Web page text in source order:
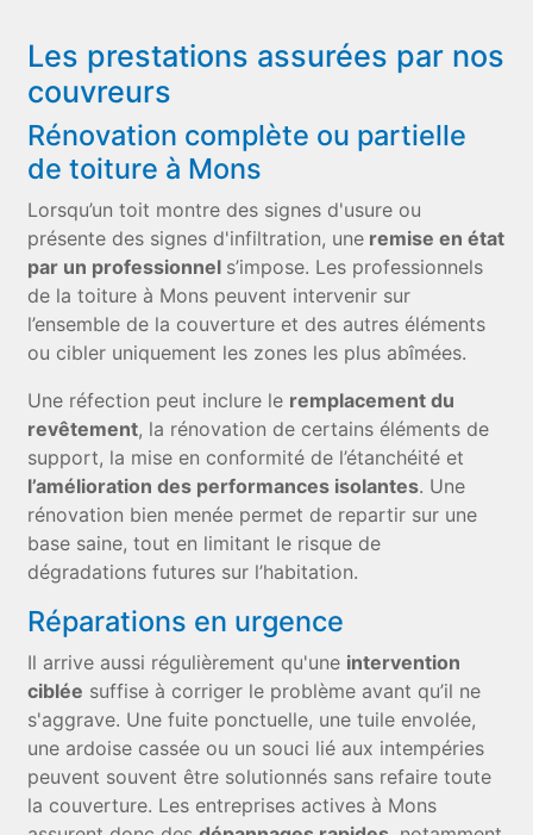
Les prestations assurées par nos
couvreurs
Rénovation complète ou partielle
de toiture à Mons
Lorsqu’un toit montre des signes d'usure ou
présente des signes d'infiltration, une remise en état
par un professionnel s’impose. Les professionnels
de la toiture à Mons peuvent intervenir sur
l’ensemble de la couverture et des autres éléments
ou cibler uniquement les zones les plus abîmées.
Une réfection peut inclure le remplacement du
revêtement, la rénovation de certains éléments de
support, la mise en conformité de l’étanchéité et
l’amélioration des performances isolantes. Une
rénovation bien menée permet de repartir sur une
base saine, tout en limitant le risque de
dégradations futures sur l’habitation.
Réparations en urgence
Il arrive aussi régulièrement qu'une intervention
ciblée suffise à corriger le problème avant qu’il ne
s'aggrave. Une fuite ponctuelle, une tuile envolée,
une ardoise cassée ou un souci lié aux intempéries
peuvent souvent être solutionnés sans refaire toute
la couverture. Les entreprises actives à Mons